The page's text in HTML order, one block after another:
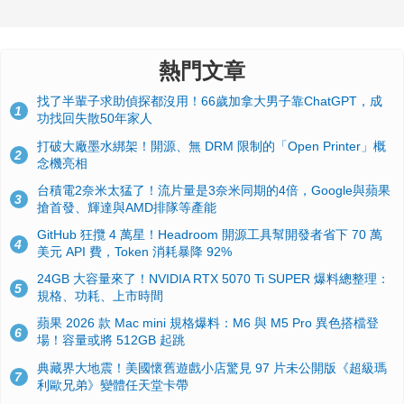
熱門文章
1
找了半輩子求助偵探都沒用！66歲加拿大男子靠ChatGPT，成
功找回失散50年家人
2
打破大廠墨水綁架！開源、無 DRM 限制的「Open Printer」概
念機亮相
3
台積電2奈米太猛了！流片量是3奈米同期的4倍，Google與蘋果
搶首發、輝達與AMD排隊等產能
4
GitHub 狂攬 4 萬星！Headroom 開源工具幫開發者省下 70 萬
美元 API 費，Token 消耗暴降 92%
5
24GB 大容量來了！NVIDIA RTX 5070 Ti SUPER 爆料總整理：
規格、功耗、上市時間
6
蘋果 2026 款 Mac mini 規格爆料：M6 與 M5 Pro 異色搭檔登
場！容量或將 512GB 起跳
7
典藏界大地震！美國懷舊遊戲小店驚見 97 片未公開版《超級瑪
利歐兄弟》變體任天堂卡帶